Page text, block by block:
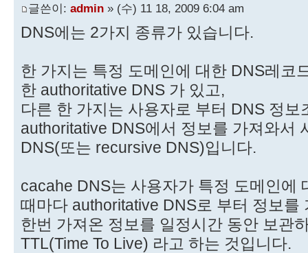
글쓴이: admin » (수) 11 18, 2009 6:04 am
DNS에는 2가지 종류가 있습니다.
한 가지는 특정 도메인에 대한 DNS레코
한 authoritative DNS 가 있고,
다른 한 가지는 사용자로 부터 DNS 정보
authoritative DNS에서 정보를 가져와서
DNS(또는 recursive DNS)입니다.
cacahe DNS는 사용자가 특정 도메인에
때마다 authoritative DNS로 부터 정보를
한번 가져온 정보를 일정시간 동안 보관
TTL(Time To Live) 라고 하는 것입니다.